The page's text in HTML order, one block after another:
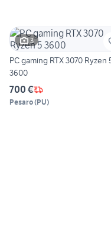
3
PC gaming RTX 3070 Ryzen
3600
700 €
Pesaro(PU)